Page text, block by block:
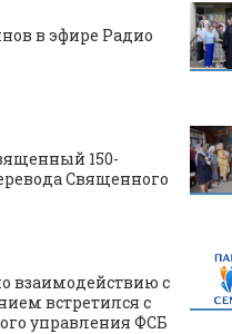
в эфире Радио
150-
Священного
взаимодействию с
встретился с
управления ФСБ